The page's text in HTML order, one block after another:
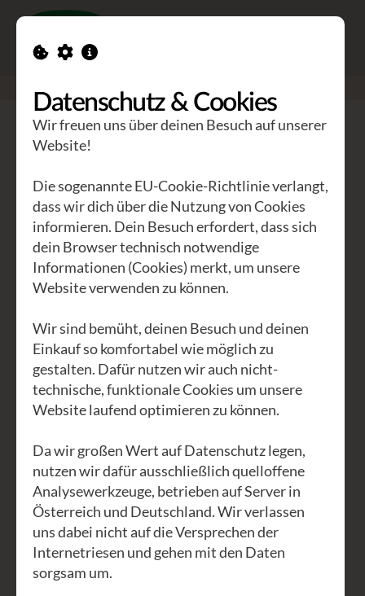
Eingefädelt
Schneider- und
Nähworkshop für Anfänger
und Fortgeschrittene
Die Schneiderei ist ein Handwerk, für
wird's nix, Die Kunst des richtigen
Schneidern gerät immer mehr in
Vergessenheit und muss bewahrt
werden. Elisabeths Wissen ist groß und
sie möchte es weitergeben.
Seit Jahrzehnten näht sie in ihrer
kleinen, feinen Schneiderwerkstatt
alles von der Änderung bis zum
Brautkleid. Elisabeth wird euch mit viel
Geschick und Phantasie zu einem neuen
Kleidungsstück verhelfen, aber auch
Datenschutz & Cookies
Wir freuen uns über deinen Besuch auf unserer
Website!
Die sogenannte EU-Cookie-Richtlinie verlangt,
dass wir dich über die Nutzung von Cookies
informieren. Dein Besuch erfordert, dass sich
dein Browser technisch notwendige
Informationen (Cookies) merkt, um unsere
Website verwenden zu können.
Wir sind bemüht, deinen Besuch und deinen
Einkauf so komfortabel wie möglich zu
gestalten. Dafür nutzen wir auch nicht-
technische, funktionale Cookies um unsere
Website laufend optimieren zu können.
Da wir großen Wert auf Datenschutz legen,
nutzen wir dafür ausschließlich quelloffene
Analysewerkzeuge, betrieben auf Server in
Österreich und Deutschland. Wir verlassen
uns dabei nicht auf die Versprechen der
Internetriesen und gehen mit den Daten
sorgsam um.